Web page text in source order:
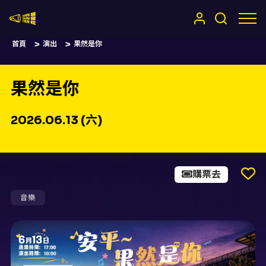
首頁 演出 果然是你
果然是你
2026.06.13 (六)
音樂
購票去